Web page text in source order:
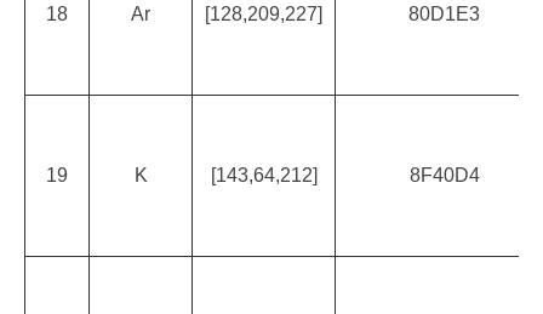
18 Ar [128,209,227] 80D1E3
19 K [143,64,212] 8F40D4